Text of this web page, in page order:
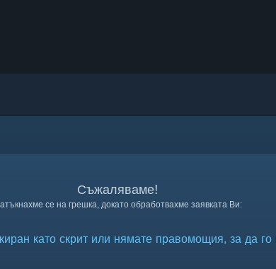
Съжаляваме!
се на грешка, докато обработвахме заявката Ви:
като скрит или нямате правомощия, за да го